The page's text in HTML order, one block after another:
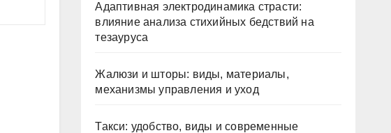
Адаптивная электродинамика страсти:
влияние анализа стихийных бедствий на
тезауруса
Жалюзи и шторы: виды, материалы,
механизмы управления и уход
Такси: удобство, виды и современные